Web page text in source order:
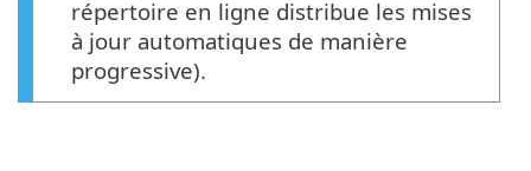
répertoire en ligne distribue les mises
à jour automatiques de manière
progressive).